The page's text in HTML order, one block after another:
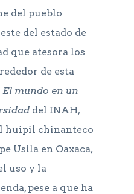
del pueblo
del estado de
que atesora los
de esta
El mundo en un
del INAH,
huipil chinanteco
Usila en Oaxaca,
uso y la
pese a que ha